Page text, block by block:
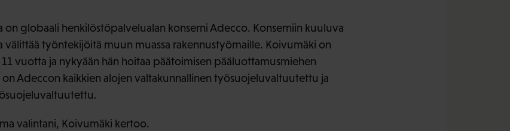
on globaali henkilöstöpalvelualan konserni Adecco. Konserniin kuuluva
välittää työntekijöitä muun muassa rakennustyömaille. Koivumäki on
vuotta ja nykyään hän hoitaa päätoimisen pääluottamusmiehen
on Adeccon kaikkien alojen valtakunnallinen työsuojeluvaltuutettu ja
valintani, Koivumäki kertoo.